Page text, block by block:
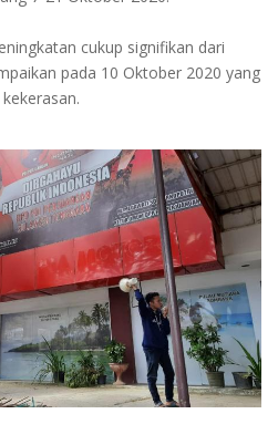
cukup signifikan dari
pada 10 Oktober 2020 yang